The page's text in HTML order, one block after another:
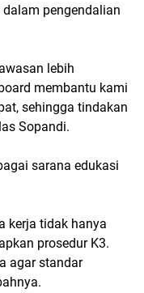
pengendalian
lebih
membantu kami
sehingga tindakan
Sopandi.
sarana edukasi
kerja tidak hanya
prosedur K3.
agar standar